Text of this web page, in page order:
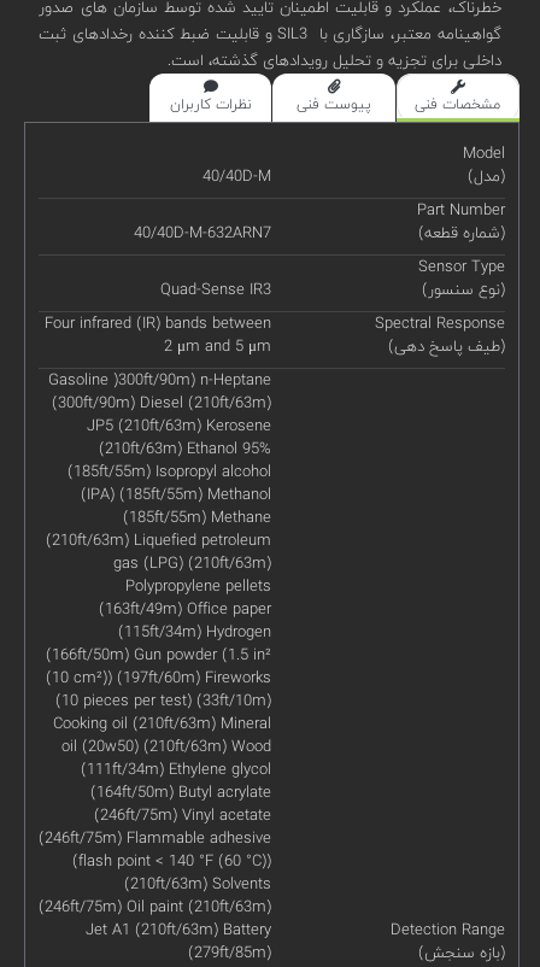
خطرناک، عملکرد و قابلیت اطمینان تایید شده توسط سازمان های صدور
گواهینامه معتبر، سازگاری با SIL3 و قابلیت ضبط کننده رخدادهای ثبت
داخلی برای تجزیه و تحلیل رویدادهای گذشته، است.
مشخصات فنی پیوست فنی نظرات کاربران
Model
(مدل)
40/40D-M
Part Number
(شماره قطعه)
40/40D-M-632ARN7
Sensor Type
(نوع سنسور)
Quad-Sense IR3
Spectral Response
(طیف پاسخ دهی)
Four infrared (IR) bands between
2 μm and 5 μm
Detection Range
(بازه سنجش)
Gasoline )300ft/90m) n-Heptane
(300ft/90m) Diesel (210ft/63m)
JP5 (210ft/63m) Kerosene
(210ft/63m) Ethanol 95%
(185ft/55m) Isopropyl alcohol
(IPA) (185ft/55m) Methanol
(185ft/55m) Methane
(210ft/63m) Liquefied petroleum
gas (LPG) (210ft/63m)
Polypropylene pellets
(163ft/49m) Office paper
(115ft/34m) Hydrogen
(166ft/50m) Gun powder (1.5 in²
(10 cm²)) (197ft/60m) Fireworks
(10 pieces per test) (33ft/10m)
Cooking oil (210ft/63m) Mineral
oil (20w50) (210ft/63m) Wood
(111ft/34m) Ethylene glycol
(164ft/50m) Butyl acrylate
(246ft/75m) Vinyl acetate
(246ft/75m) Flammable adhesive
(flash point < 140 °F (60 °C))
(210ft/63m) Solvents
(246ft/75m) Oil paint (210ft/63m)
Jet A1 (210ft/63m) Battery
(279ft/85m)